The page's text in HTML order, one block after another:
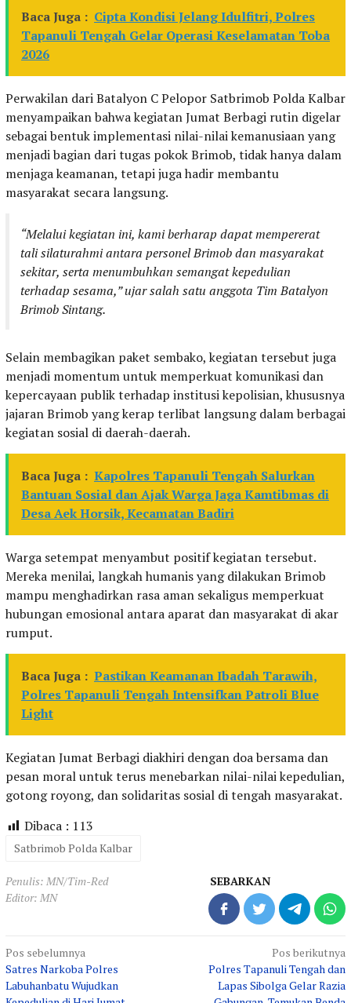
Baca Juga : Cipta Kondisi Jelang Idulfitri, Polres
Tapanuli Tengah Gelar Operasi Keselamatan Toba
2026
Perwakilan dari Batalyon C Pelopor Satbrimob Polda Kalbar
menyampaikan bahwa kegiatan Jumat Berbagi rutin digelar
sebagai bentuk implementasi nilai-nilai kemanusiaan yang
menjadi bagian dari tugas pokok Brimob, tidak hanya dalam
menjaga keamanan, tetapi juga hadir membantu
masyarakat secara langsung.
“Melalui kegiatan ini, kami berharap dapat mempererat
tali silaturahmi antara personel Brimob dan masyarakat
sekitar, serta menumbuhkan semangat kepedulian
terhadap sesama,” ujar salah satu anggota Tim Batalyon
Brimob Sintang.
Selain membagikan paket sembako, kegiatan tersebut juga
menjadi momentum untuk memperkuat komunikasi dan
kepercayaan publik terhadap institusi kepolisian, khususnya
jajaran Brimob yang kerap terlibat langsung dalam berbagai
kegiatan sosial di daerah-daerah.
Baca Juga : Kapolres Tapanuli Tengah Salurkan
Bantuan Sosial dan Ajak Warga Jaga Kamtibmas di
Desa Aek Horsik, Kecamatan Badiri
Warga setempat menyambut positif kegiatan tersebut.
Mereka menilai, langkah humanis yang dilakukan Brimob
mampu menghadirkan rasa aman sekaligus memperkuat
hubungan emosional antara aparat dan masyarakat di akar
rumput.
Baca Juga : Pastikan Keamanan Ibadah Tarawih,
Polres Tapanuli Tengah Intensifkan Patroli Blue
Light
Kegiatan Jumat Berbagi diakhiri dengan doa bersama dan
pesan moral untuk terus menebarkan nilai-nilai kepedulian,
gotong royong, dan solidaritas sosial di tengah masyarakat.
Dibaca : 113
Satbrimob Polda Kalbar
Penulis: MN/Tim-Red
Editor: MN
SEBARKAN
Navigasi
pos
Pos sebelumnya
Satres Narkoba Polres
Labuhanbatu Wujudkan
Pos berikutnya
Polres Tapanuli Tengah dan
Lapas Sibolga Gelar Razia